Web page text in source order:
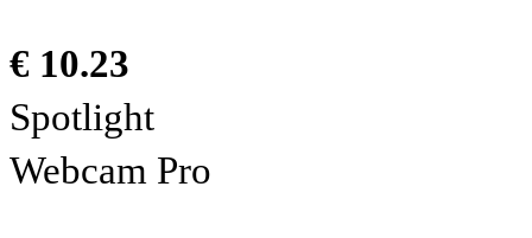
€ 10.23
Spotlight
Webcam Pro